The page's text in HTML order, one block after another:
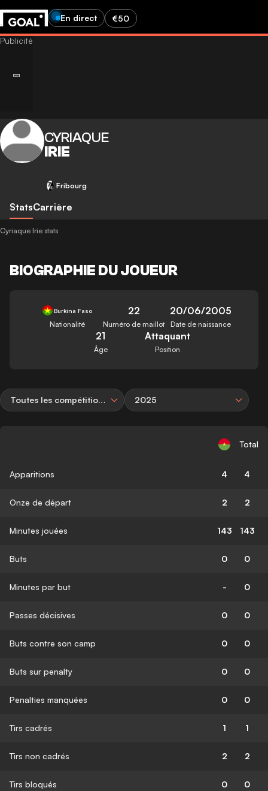
En direct €50
CYRIAQUE
IRIE
Fribourg
StatsCarrière
Cyriaque Irie stats
BIOGRAPHIE DU JOUEUR
Burkina Faso
Nationalité
22
Numéro de maillot
20/06/2005
Date de naissance
21
Âge
Attaquant
Position
Toutes les compétitions 2025
Total
Apparitions 4 4
Onze de départ 2 2
Minutes jouées 143 143
Buts 0 0
Minutes par but - 0
Passes décisives 0 0
Buts contre son camp 0 0
Buts sur penalty 0 0
Penalties manquées 0 0
Tirs cadrés 1 1
Tirs non cadrés 2 2
Tirs bloqués 0 0